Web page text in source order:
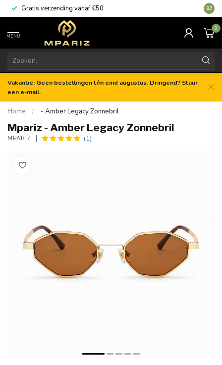
Gratis verzending vanaf €50 8.7
MENU
0
Vakantie: Geen bestellingen t/m eind augustus. Dringend? Stuur
een e-mail.
Home / - Amber Legacy Zonnebril
Mpariz - Amber Legacy Zonnebril
MPARIZ (1)